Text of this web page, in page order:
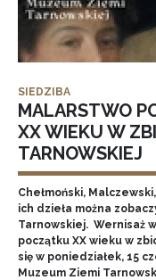
SIEDZIBA
MALARSTWO
XX WIEKU W
TARNOWSKIEJ
Chełmoński,
ich dzieła można
Tarnowskiej. Wernisaż
początku XX wieku w
się w poniedziałek, 15
Muzeum Ziemi